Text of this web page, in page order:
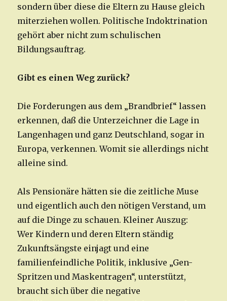
sondern über diese die Eltern zu Hause gleich
miterziehen wollen. Politische Indoktrination
gehört aber nicht zum schulischen
Bildungsauftrag.
Gibt es einen Weg zurück?
Die Forderungen aus dem „Brandbrief“ lassen
erkennen, daß die Unterzeichner die Lage in
Langenhagen und ganz Deutschland, sogar in
Europa, verkennen. Womit sie allerdings nicht
alleine sind.
Als Pensionäre hätten sie die zeitliche Muse
und eigentlich auch den nötigen Verstand, um
auf die Dinge zu schauen. Kleiner Auszug:
Wer Kindern und deren Eltern ständig
Zukunftsängste einjagt und eine
familienfeindliche Politik, inklusive „Gen-
Spritzen und Maskentragen“, unterstützt,
braucht sich über die negative